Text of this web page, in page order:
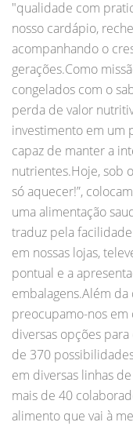
"qualidade com
nosso cardápio,
acompanhando o
gerações.Como
congelados com o
perda de valor
investimento em um
capaz de manter a
nutrientes.Hoje, sob
só aquecer!”,
uma alimentação
traduz pela
em nossas lojas,
pontual e a
embalagens.Além
preocupamo-nos
diversas opções
de 370
em diversas linhas
mais de 40
alimento que vai à